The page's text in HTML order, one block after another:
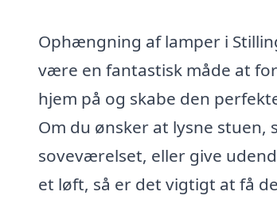
Ophængning af lamper i
være en fantastisk måde at
hjem på og skabe den
Om du ønsker at lysne stuen,
soveværelset, eller give
et løft, så er det vigtigt at få